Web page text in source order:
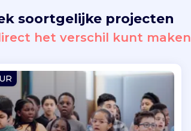
soortgelijke projecten
het verschil kunt maken